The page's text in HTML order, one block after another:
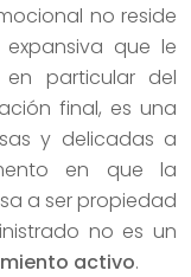
no reside
que le
particular del
final, es una
y delicadas a
en que la
a ser propiedad
no es un
activo.